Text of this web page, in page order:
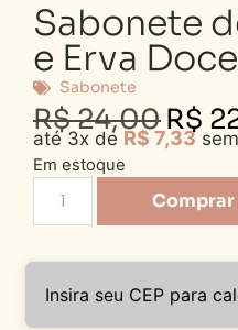
Sabonete
e Erva Doce
Sabonete
R$24,00R$
até 3x de R$ 7,33
Em estoque
Comprar
Insira seu CEP para